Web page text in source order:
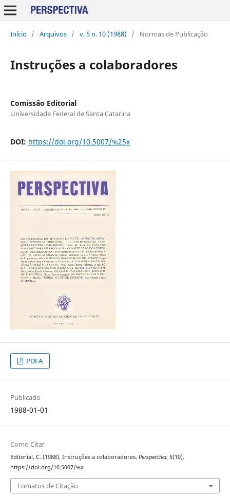
Início / Arquivos / v. 5 n. 10 (1988) / Normas de Publicação
Instruções a colaboradores
Comissão Editorial
Universidade Federal de Santa Catarina
DOI: https://doi.org/10.5007/%25x
PDFA
Publicado
1988-01-01
Como Citar
Editorial, C. (1988). Instruções a colaboradores. Perspectiva, 5(10).
https://doi.org/10.5007/%x
Fomatos de Citação